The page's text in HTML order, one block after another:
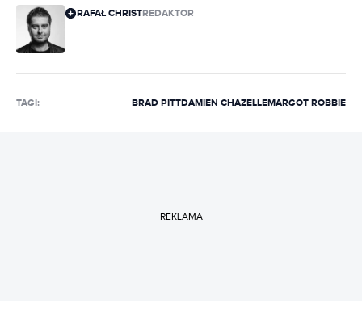
RAFAŁ CHRISTREDAKTOR
TAGI: BRAD PITTDAMIEN CHAZELLEMARGOT ROBBIE
REKLAMA